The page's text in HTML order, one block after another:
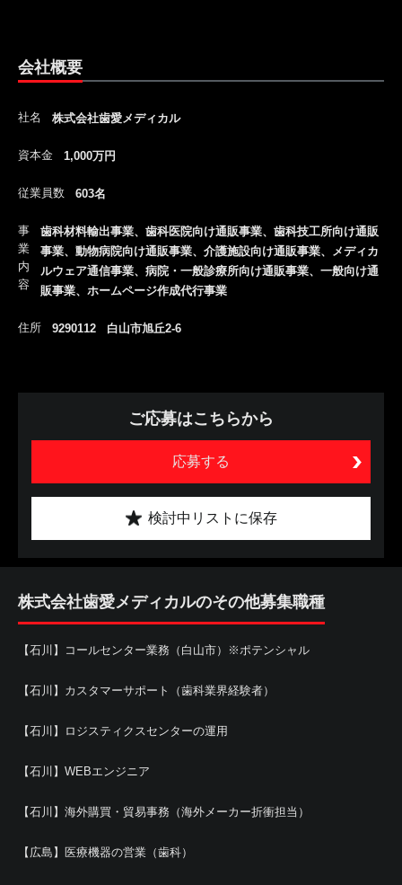
会社概要
社名 株式会社歯愛メディカル
資本金 1,000万円
従業員数 603名
事
業
内
容
歯科材料輸出事業、歯科医院向け通販事業、歯科技工所向け通販
事業、動物病院向け通販事業、介護施設向け通販事業、メディカ
ルウェア通信事業、病院・一般診療所向け通販事業、一般向け通
販事業、ホームページ作成代行事業
住所 9290112 白山市旭丘2-6
ご応募はこちらから
応募する
検討中リストに保存
株式会社歯愛メディカルのその他募集職種
【石川】コールセンター業務（白山市）※ポテンシャル
【石川】カスタマーサポート（歯科業界経験者）
【石川】ロジスティクスセンターの運用
【石川】WEBエンジニア
【石川】海外購買・貿易事務（海外メーカー折衝担当）
【広島】医療機器の営業（歯科）